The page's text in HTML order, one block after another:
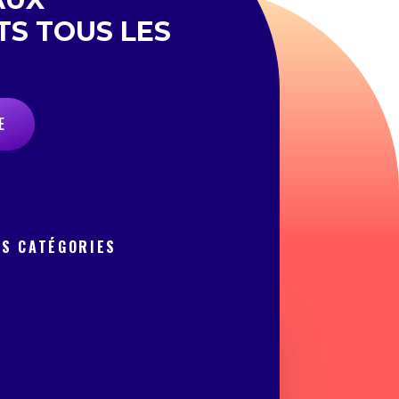
TOUS LES
CATÉGORIES